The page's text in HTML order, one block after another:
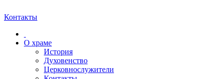
Контакты
О храме
История
Духовенство
Церковнослужители